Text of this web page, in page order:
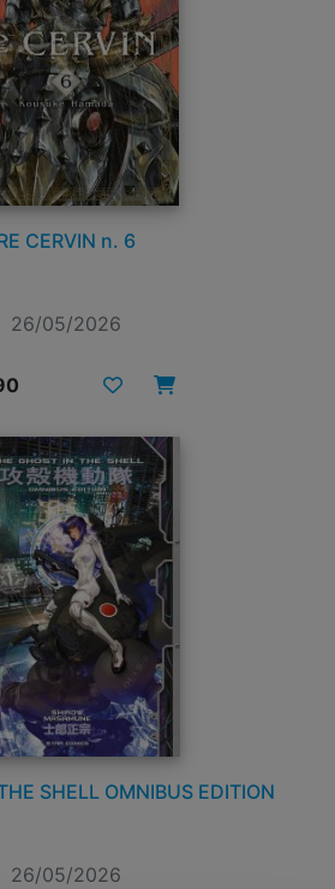
CERVIN n. 6
26/05/2026
SHELL OMNIBUS EDITION
26/05/2026